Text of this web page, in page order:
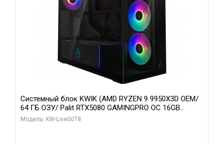
Системный блок KWIK (AMD RYZEN 9 9950X3D OEM/
64 ГБ ОЗУ/ Palit RTX5080 GAMINGPRO OC 16GB
GDDR7 256bit 3xDP HD/ 1 ТБ SSD)
Модель: KW-Live0078